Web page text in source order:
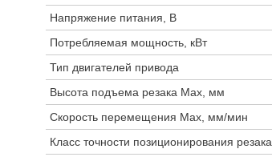
Напряжение питания, В
Потребляемая мощность, кВт
Тип двигателей привода
Высота подъема резака Max, мм
Скорость перемещения Max, мм/мин
Класс точности позиционирования резака